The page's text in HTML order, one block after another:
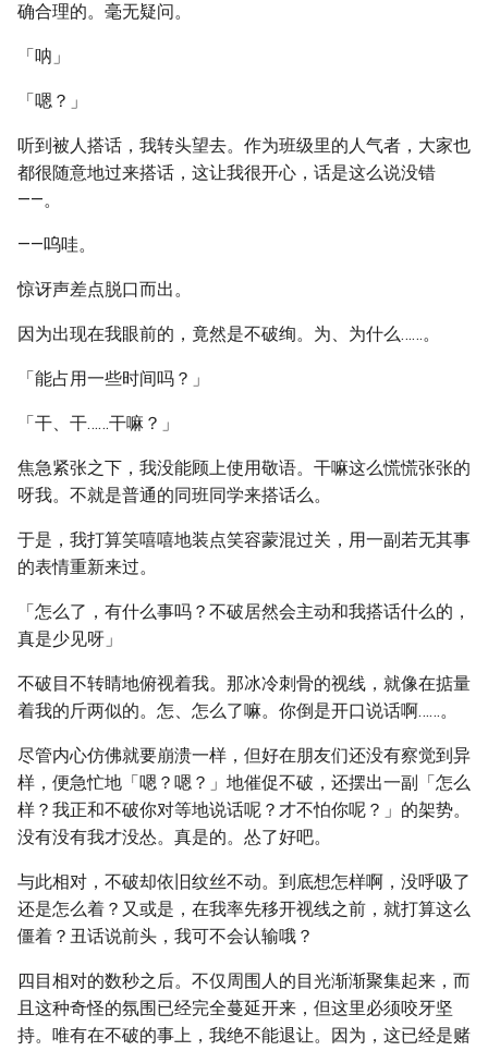
确合理的。毫无疑问。
「呐」
「嗯？」
听到被人搭话，我转头望去。作为班级里的人气者，大家也
都很随意地过来搭话，这让我很开心，话是这么说没错
——。
——呜哇。
惊讶声差点脱口而出。
因为出现在我眼前的，竟然是不破绚。为、为什么……。
「能占用一些时间吗？」
「干、干……干嘛？」
焦急紧张之下，我没能顾上使用敬语。干嘛这么慌慌张张的
呀我。不就是普通的同班同学来搭话么。
于是，我打算笑嘻嘻地装点笑容蒙混过关，用一副若无其事
的表情重新来过。
「怎么了，有什么事吗？不破居然会主动和我搭话什么的，
真是少见呀」
不破目不转睛地俯视着我。那冰冷刺骨的视线，就像在掂量
着我的斤两似的。怎、怎么了嘛。你倒是开口说话啊……。
尽管内心仿佛就要崩溃一样，但好在朋友们还没有察觉到异
样，便急忙地「嗯？嗯？」地催促不破，还摆出一副「怎么
样？我正和不破你对等地说话呢？才不怕你呢？」的架势。
没有没有我才没怂。真是的。怂了好吧。
与此相对，不破却依旧纹丝不动。到底想怎样啊，没呼吸了
还是怎么着？又或是，在我率先移开视线之前，就打算这么
僵着？丑话说前头，我可不会认输哦？
四目相对的数秒之后。不仅周围人的目光渐渐聚集起来，而
且这种奇怪的氛围已经完全蔓延开来，但这里必须咬牙坚
持。唯有在不破的事上，我绝不能退让。因为，这已经是赌